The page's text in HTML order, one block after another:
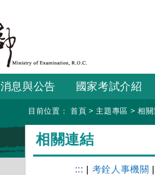
消息與公告 國家考試介紹
目前位置： 首頁 > 主題專區 >相
:::
相關連結
::: 考銓人事機關